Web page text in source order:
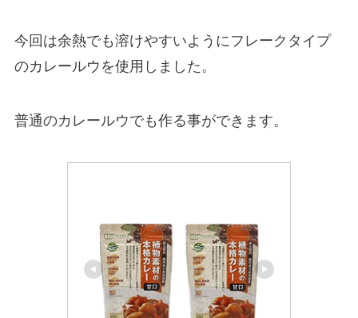
今回は余熱でも溶けやすいようにフレークタイプ
のカレールウを使用しました。
普通のカレールウでも作る事ができます。